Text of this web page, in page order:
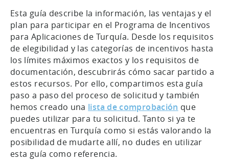
Esta guía describe la información, las ventajas y el
plan para participar en el Programa de Incentivos
para Aplicaciones de Turquía. Desde los requisitos
de elegibilidad y las categorías de incentivos hasta
los límites máximos exactos y los requisitos de
documentación, descubrirás cómo sacar partido a
estos recursos. Por ello, compartimos esta guía
paso a paso del proceso de solicitud y también
hemos creado una lista de comprobación que
puedes utilizar para tu solicitud. Tanto si ya te
encuentras en Turquía como si estás valorando la
posibilidad de mudarte allí, no dudes en utilizar
esta guía como referencia.